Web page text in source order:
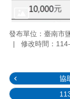
發布單位：臺南市
修改時間：
協